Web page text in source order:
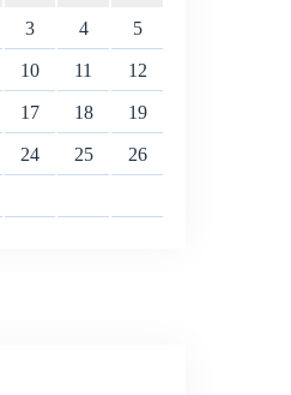
3 4 5
10 11 12
17 18 19
24 25 26